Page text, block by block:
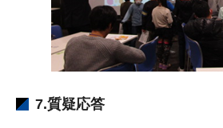
7.質疑応答